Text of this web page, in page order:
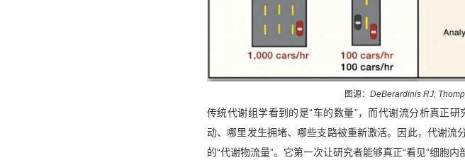
图源： DeBerardinis RJ,
传统代谢组学看到的是“车的数量”，而代谢流分析真正
动、哪里发生拥堵、哪些支路被重新激活。因此，代谢流
的“代谢物流量”。它第一次让研究者能够真正“看见”细胞内